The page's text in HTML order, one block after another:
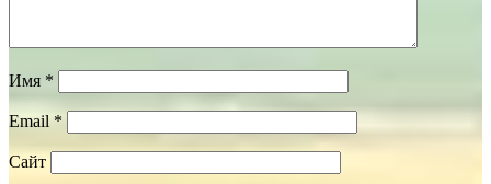
Имя *
Email *
Сайт